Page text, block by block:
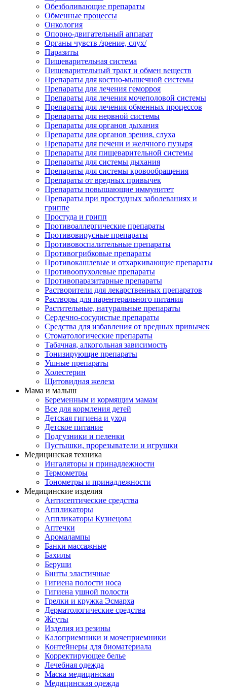
Обезболивающие препараты
Обменные процессы
Онкология
Опорно-двигательный аппарат
Органы чувств /зрение, слух/
Паразиты
Пищеварительная система
Пищеварительный тракт и обмен веществ
Препараты для костно-мышечной системы
Препараты для лечения геморроя
Препараты для лечения мочеполовой системы
Препараты для лечения обменных процессов
Препараты для нервной системы
Препараты для органов дыхания
Препараты для органов зрения, слуха
Препараты для печени и желчного пузыря
Препараты для пищеварительной системы
Препараты для системы дыхания
Препараты для системы кровообращения
Препараты от вредных привычек
Препараты повышающие иммунитет
Препараты при простудных заболеваниях и
гриппе
Простуда и грипп
Противоаллергические препараты
Противовирусные препараты
Противовоспалительные препараты
Противогрибковые препараты
Противокашлевые и отхаркивающие препараты
Противоопухолевые препараты
Противопаразитарные препараты
Растворители для лекарственных препаратов
Растворы для парентерального питания
Растительные, натуральные препараты
Сердечно-сосудистые препараты
Средства для избавления от вредных привычек
Стоматологические препараты
Табачная, алкогольная зависимость
Тонизирующие препараты
Ушные препараты
Холестерин
Щитовидная железа
Мама и малыш
Беременным и кормящим мамам
Все для кормления детей
Детская гигиена и уход
Детское питание
Подгузники и пеленки
Пустышки, прорезыватели и игрушки
Медицинская техника
Ингаляторы и принадлежности
Термометры
Тонометры и принадлежности
Медицинские изделия
Антисептические средства
Аппликаторы
Аппликаторы Кузнецова
Аптечки
Аромалампы
Банки массажные
Бахилы
Беруши
Бинты эластичные
Гигиена полости носа
Гигиена ушной полости
Грелки и кружка Эсмарха
Дерматологические средства
Жгуты
Изделия из резины
Калоприемники и мочеприемники
Контейнеры для биоматериала
Корректирующее белье
Лечебная одежда
Маска медицинская
Медицинская одежда